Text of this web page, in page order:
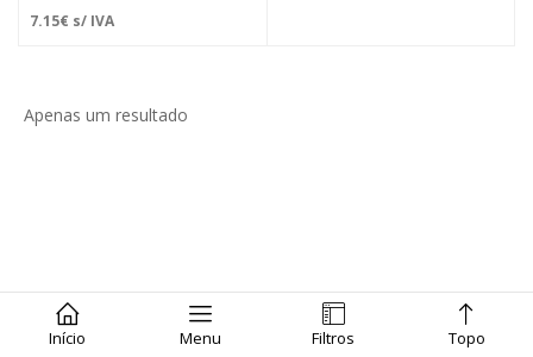
Início Menu Filtros Topo
7.15€ s/ IVA
Apenas um resultado